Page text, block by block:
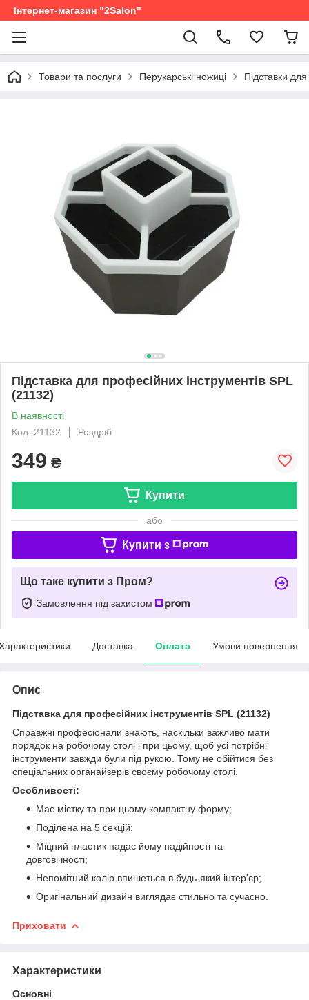
Інтернет-магазин "2Salon"
Товари та послуги Перукарські ножиці Підставки
Підставка для професійних інструментів SPL
(21132)
В наявності
Код: 21132
Роздріб
349 ₴
Купити
або
Купити з
Що таке купити з Пром?
Замовлення під захистом
Доставка Оплата Умови повернення
Опис
Підставка для професійних інструментів SPL (21132)
Справжні професіонали знають, наскільки важливо мати
порядок на робочому столі і при цьому, щоб усі потрібні
інструменти завжди були під рукою. Тому не обійтися без
спеціальних органайзерів своєму робочому столі.
Особливості:
Має містку та при цьому компактну форму;
Поділена на 5 секцій;
Міцний пластик надає йому надійності та
довговічності;
Непомітний колір впишеться в будь-який інтер'єр;
Оригінальний дизайн виглядає стильно та сучасно.
Приховати
Характеристики
Основні